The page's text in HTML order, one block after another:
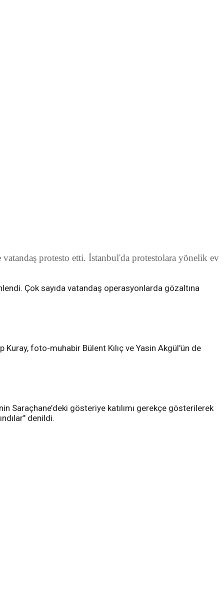
protesto etti. İstanbul'da protestolara yönelik ev
Çok sayıda vatandaş operasyonlarda gözaltına
foto-muhabir Bülent Kılıç ve Yasin Akgül'ün de
Saraçhane’deki gösteriye katılımı gerekçe gösterilerek
denildi.